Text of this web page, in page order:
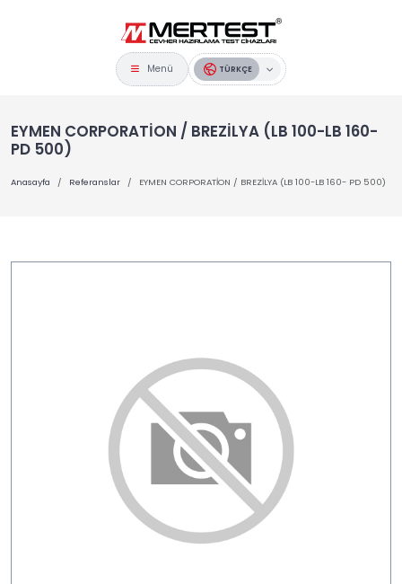
Menü TÜRKÇE
EYMEN CORPORATİON / BREZİLYA (LB 100-LB 160-
PD 500)
Anasayfa Referanslar EYMEN CORPORATİON / BREZİLYA (LB 100-LB 160- PD 500)